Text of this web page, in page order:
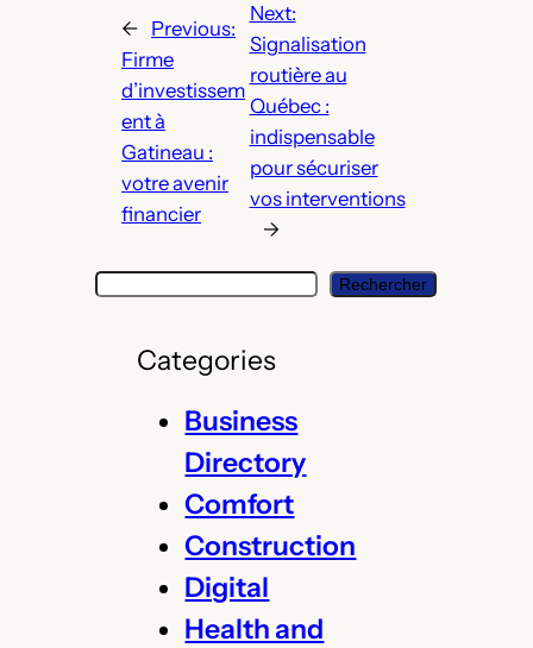
← Previous:
Firme
d’investissem
ent à
Gatineau :
votre avenir
financier
Next:
Signalisation
routière au
Québec :
indispensable
pour sécuriser
vos interventions
→
Rechercher
Categories
Business
Directory
Comfort
Construction
Digital
Health and